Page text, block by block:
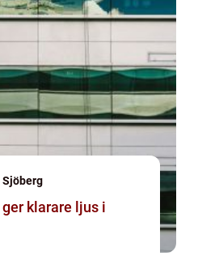
Sjöberg
klarare ljus i